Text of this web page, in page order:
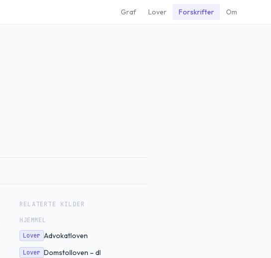
Graf Lover Forskrifter Om
RELATERTE KILDER
HJEMMEL
Lover Advokatloven
Lover Domstolloven – dl